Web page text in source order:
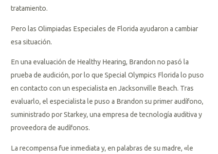
tratamiento.
Pero las Olimpiadas Especiales de Florida ayudaron a cambiar
esa situación.
En una evaluación de Healthy Hearing, Brandon no pasó la
prueba de audición, por lo que Special Olympics Florida lo puso
en contacto con un especialista en Jacksonville Beach. Tras
evaluarlo, el especialista le puso a Brandon su primer audífono,
suministrado por Starkey, una empresa de tecnología auditiva y
proveedora de audífonos.
La recompensa fue inmediata y, en palabras de su madre, «le